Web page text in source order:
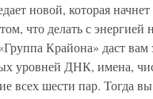
новой, которая начнет
что делать с энергией
Крайона» даст вам
уровней ДНК, имена,
всех шести пар. Тогда